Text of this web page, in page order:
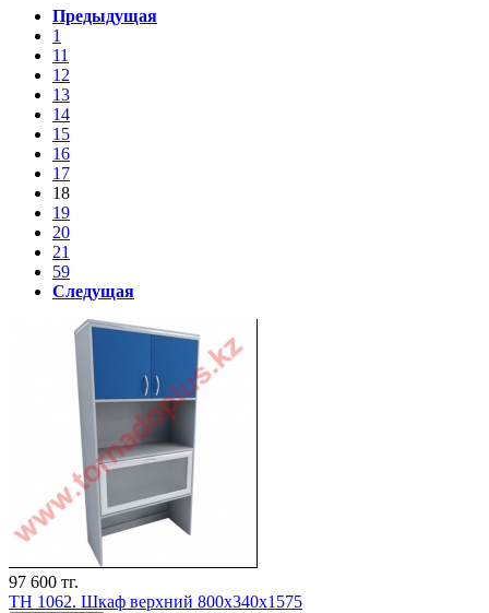
Предыдущая
1
11
12
13
14
15
16
17
18
19
20
21
59
Следущая
97 600 тг.
TH 1062. Шкаф верхний 800х340х1575